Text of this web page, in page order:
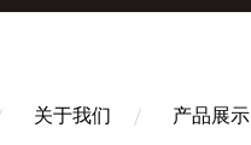
关于我们 产品展示